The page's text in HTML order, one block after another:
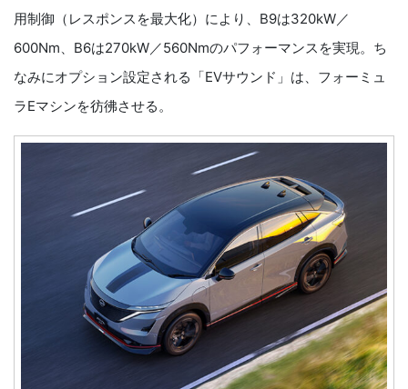
用制御（レスポンスを最大化）により、B9は320kW／
600Nm、B6は270kW／560Nmのパフォーマンスを実現。ち
なみにオプション設定される「EVサウンド」は、フォーミュ
ラEマシンを彷彿させる。